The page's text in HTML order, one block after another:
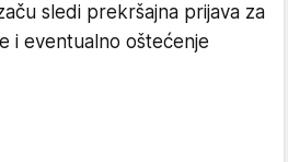
sledi prekršajna prijava za
i eventualno oštećenje